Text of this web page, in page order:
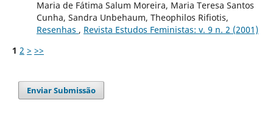
Maria de Fátima Salum Moreira, Maria Teresa Santos
Cunha, Sandra Unbehaum, Theophilos Rifiotis,
Resenhas , Revista Estudos Feministas: v. 9 n. 2 (2001)
1 2 > >>
Enviar Submissão